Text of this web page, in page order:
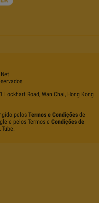
Road, Wan Chai, Hong Kong
pelos Termos e Condiçõesde
e pelos Termos e Condições de